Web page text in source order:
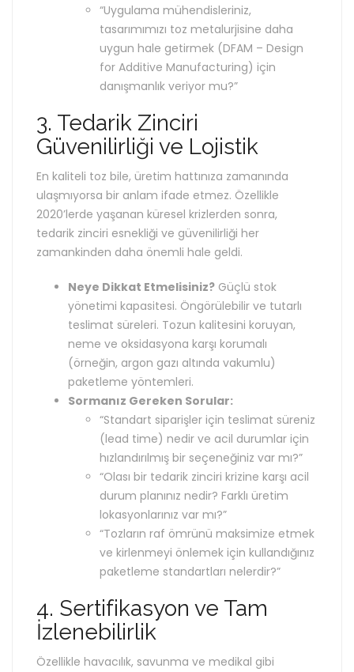
“Uygulama mühendisleriniz,
tasarımımızı toz metalurjisine daha
uygun hale getirmek (DFAM – Design
for Additive Manufacturing) için
danışmanlık veriyor mu?”
3. Tedarik Zinciri
Güvenilirliği ve Lojistik
En kaliteli toz bile, üretim hattınıza zamanında
ulaşmıyorsa bir anlam ifade etmez. Özellikle
2020’lerde yaşanan küresel krizlerden sonra,
tedarik zinciri esnekliği ve güvenilirliği her
zamankinden daha önemli hale geldi.
Neye Dikkat Etmelisiniz? Güçlü stok
yönetimi kapasitesi. Öngörülebilir ve tutarlı
teslimat süreleri. Tozun kalitesini koruyan,
neme ve oksidasyona karşı korumalı
(örneğin, argon gazı altında vakumlu)
paketleme yöntemleri.
Sormanız Gereken Sorular:
“Standart siparişler için teslimat süreniz
(lead time) nedir ve acil durumlar için
hızlandırılmış bir seçeneğiniz var mı?”
“Olası bir tedarik zinciri krizine karşı acil
durum planınız nedir? Farklı üretim
lokasyonlarınız var mı?”
“Tozların raf ömrünü maksimize etmek
ve kirlenmeyi önlemek için kullandığınız
paketleme standartları nelerdir?”
4. Sertifikasyon ve Tam
İzlenebilirlik
Özellikle havacılık, savunma ve medikal gibi